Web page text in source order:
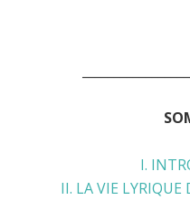
I.
II. LA VIE LYRIQUE